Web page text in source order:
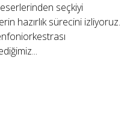
seçkiyi
hazırlık sürecini izliyoruz.